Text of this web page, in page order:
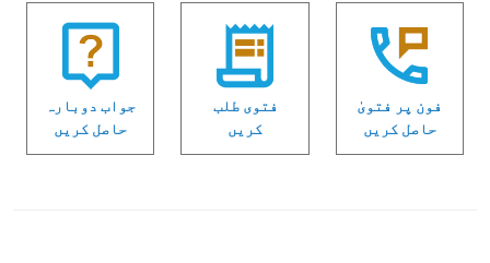
فون پر فتویٰ
حاصل کریں
فتوی طلب
کریں
جواب دوبارہ
حاصل کریں